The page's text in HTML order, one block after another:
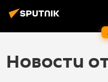
Новости